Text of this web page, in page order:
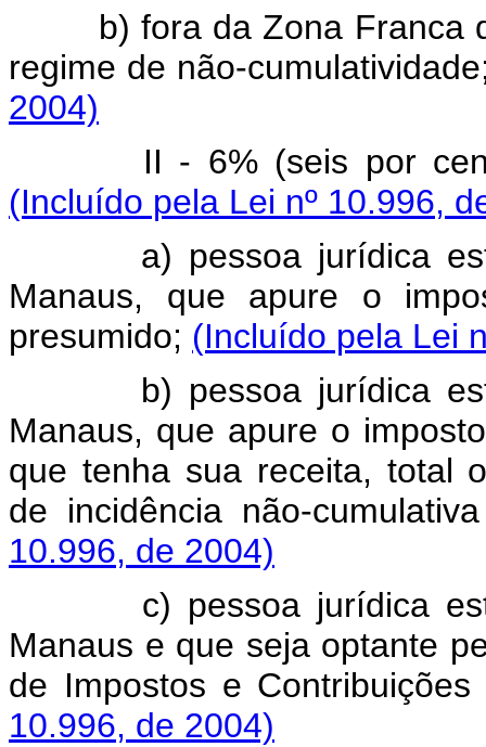
b) fora da Zona Franca
regime de não-
2004)
II - 6% (seis por
(Incluído pela Lei nº 10.996,
a) pessoa jurídica
Manaus, que apure o
presumido; (Incluído pela Lei
b) pessoa jurídica
Manaus, que apure o
que tenha sua receita, total
de incidência não-
10.996, de 2004)
c) pessoa jurídica
Manaus e que seja optante
de Impostos e
10.996, de 2004)